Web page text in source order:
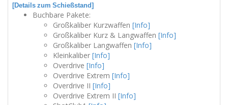
[Details zum Schießstand]
Buchbare Pakete:
Großkaliber Kurzwaffen [Info]
Großkaliber Kurz & Langwaffen [Info]
Großkaliber Langwaffen [Info]
Kleinkaliber [Info]
Overdrive [Info]
Overdrive Extrem [Info]
Overdrive II [Info]
Overdrive Extrem II [Info]